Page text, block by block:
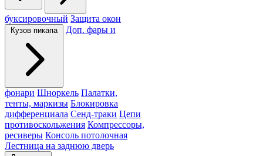
буксировочный Защита окон
Кузов пикапа Доп. фары и
фонари Шноркель Палатки,
тенты, маркизы Блокировка
дифференциала Сенд-траки Цепи
противоскольжения Компрессоры,
ресиверы Консоль потолочная
Лестница на заднюю дверь